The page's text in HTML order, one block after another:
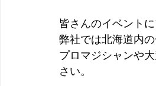
皆さんのイベント
弊社では北海道内
プロマジシャンや
さい。